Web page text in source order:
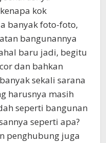
kok
banyak foto-foto,
bangunannya
baru jadi, begitu
dan bahkan
sekali sarana
harusnya masih
seperti bangunan
seperti apa?
penghubung juga